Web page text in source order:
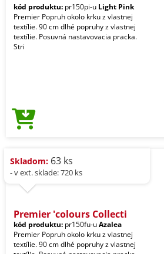
kód produktu: pr150pi-u Light Pink
Premier Popruh okolo krku z vlastnej
textílie. 90 cm dlhé popruhy z vlastnej
textílie. Posuvná nastavovacia pracka.
Stri
Skladom: 63 ks
- v ext. sklade: 720 ks
Premier 'colours Collecti
kód produktu: pr150fu-uAzalea
Premier Popruh okolo krku z vlastnej
textílie. 90 cm dlhé popruhy z vlastnej